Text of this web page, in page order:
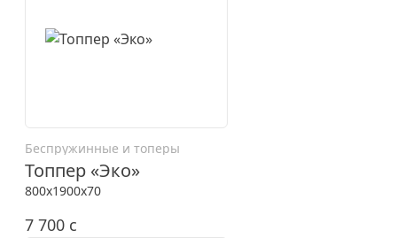
Беспружинные и топеры
Топпер «Эко»
800x1900x70
7 700 c